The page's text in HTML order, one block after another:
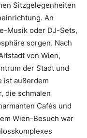
Sitzgelegenheiten
An
Musik oder DJ-Sets,
sorgen. Nach
von Wien,
der Stadt und
ist außerdem
die schmalen
Cafés und
Wien-Besuch war